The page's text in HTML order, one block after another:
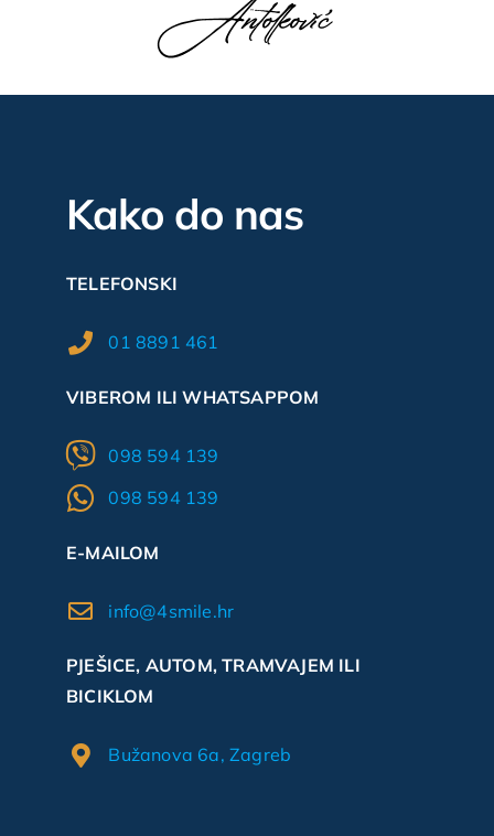
Kako do nas
TELEFONSKI
01 8891 461
VIBEROM ILI WHATSAPPOM
098 594 139
098 594 139
E-MAILOM
info@4smile.hr
PJEŠICE, AUTOM, TRAMVAJEM ILI
BICIKLOM
Bužanova 6a, Zagreb